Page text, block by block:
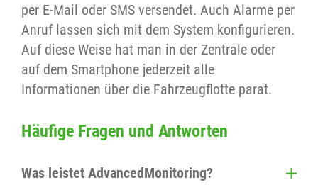
per E-Mail oder SMS versendet. Auch Alarme per
Anruf lassen sich mit dem System konfigurieren.
Auf diese Weise hat man in der Zentrale oder
auf dem Smartphone jederzeit alle
Informationen über die Fahrzeugflotte parat.
Häufige Fragen und Antworten
Was leistet AdvancedMonitoring?